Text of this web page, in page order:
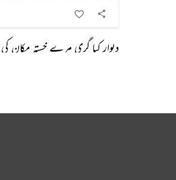
دیوار کیا گری مرے خستہ مکان